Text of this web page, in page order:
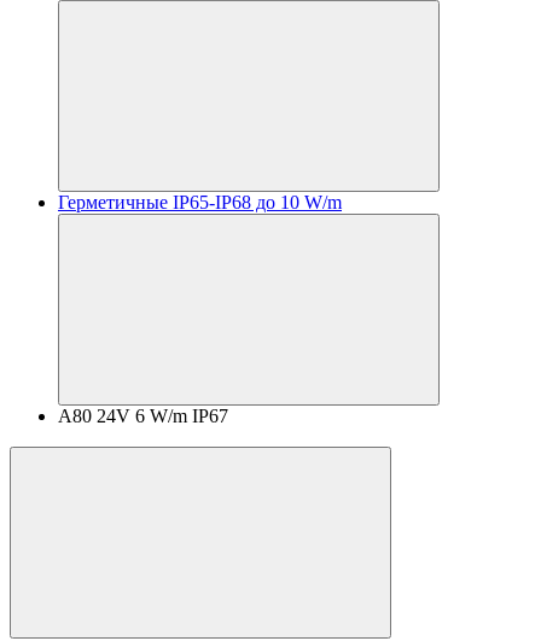
Герметичные IP65-IP68 до 10 W/m
A80 24V 6 W/m IP67